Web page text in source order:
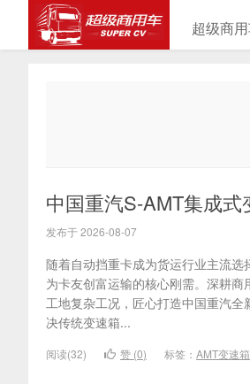
超级商
中国重汽S-AMT集成
发布于 2026-08-07
随着自动挡重卡成为货运行业主流
为卡友创富运输的核心刚需。深耕商
工地复杂工况，匠心打造中国重汽
决传统变速箱...
阅读(32) 赞 (0) 标签： AMT变速箱